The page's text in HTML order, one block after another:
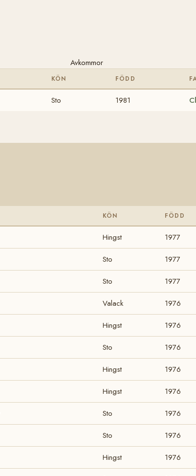
Avkommor
KÖN FÖDD
Sto 1981
KÖN FÖDD
Hingst 1977
Sto 1977
Sto 1977
Valack 1976
Hingst 1976
Sto 1976
Hingst 1976
Hingst 1976
Sto 1976
Sto 1976
Hingst 1976